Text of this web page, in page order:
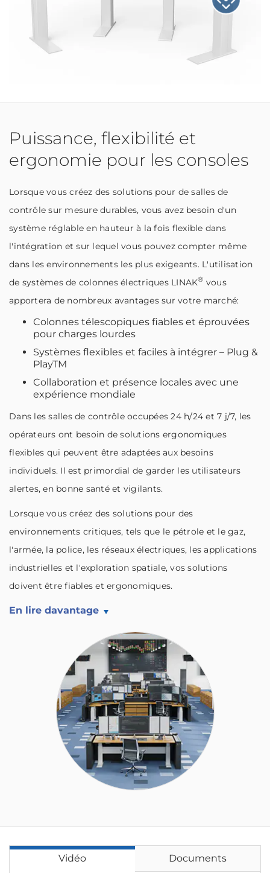
Puissance, flexibilité et
ergonomie pour les consoles
Lorsque vous créez des solutions pour de salles de
contrôle sur mesure durables, vous avez besoin d'un
système réglable en hauteur à la fois flexible dans
l'intégration et sur lequel vous pouvez compter même
dans les environnements les plus exigeants. L'utilisation
de systèmes de colonnes électriques LINAK® vous
apportera de nombreux avantages sur votre marché:
Colonnes télescopiques fiables et éprouvées
pour charges lourdes
Systèmes flexibles et faciles à intégrer – Plug &
PlayTM
Collaboration et présence locales avec une
expérience mondiale
Dans les salles de contrôle occupées 24 h/24 et 7 j/7, les
opérateurs ont besoin de solutions ergonomiques
flexibles qui peuvent être adaptées aux besoins
individuels. Il est primordial de garder les utilisateurs
alertes, en bonne santé et vigilants.
Lorsque vous créez des solutions pour des
environnements critiques, tels que le pétrole et le gaz,
l'armée, la police, les réseaux électriques, les applications
industrielles et l'exploration spatiale, vos solutions
doivent être fiables et ergonomiques.
En lire davantage
Vidéo Documents